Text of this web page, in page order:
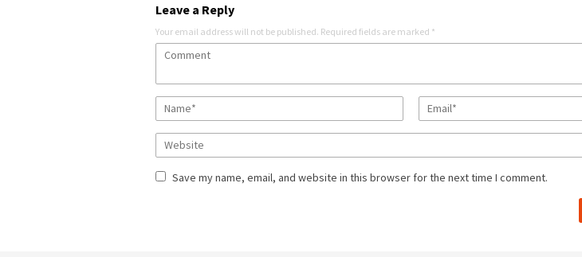
Leave a Reply
Your email address will not be published. Required fields are marked *
Save my name, email, and website in this browser for the next time I comment.